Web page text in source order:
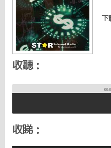
下
收聽：
收睇：